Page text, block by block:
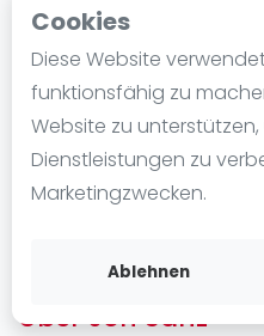
Cookies
Diese Website
funktionsfähig zu
Website zu
Dienstleistungen zu
Marketingzwecken.
Ablehnen
Blog
Die Geschichte von Padel
Regeln und Punktzählung
Padel Schläge
Video
POSITIE
#10 5.370
Bist du
Über Jon Sanz